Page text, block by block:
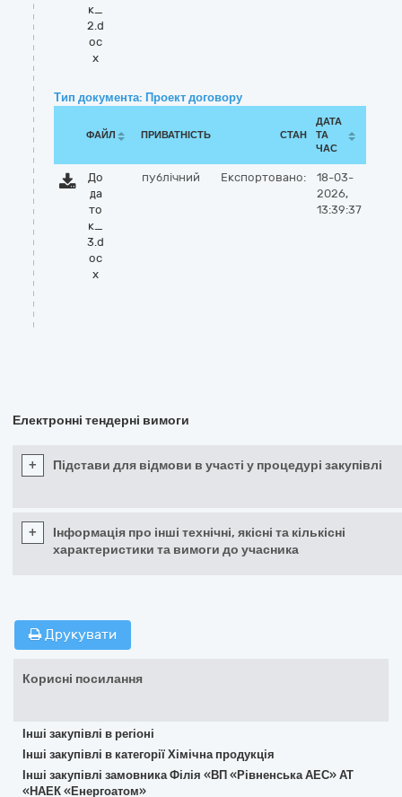
к_
2.d
oc
x
Тип документа: Проект договору
ФАЙЛ ПРИВАТНІСТЬ СТАН
ДАТА
ТА
ЧАС
До
да
то
к_
3.d
oc
x
публічний Експортовано:
18-03-
2026,
13:39:37
Електронні тендерні вимоги
+ Підстави для відмови в участі у процедурі закупівлі
+
Інформація про інші технічні, якісні та кількісні
характеристики та вимоги до учасника
Друкувати
Корисні посилання
Інші закупівлі в регіоні
Інші закупівлі в категорії Хімічна продукція
Інші закупівлі замовника Філія «ВП «Рівненська АЕС» АТ
«НАЕК «Енергоатом»